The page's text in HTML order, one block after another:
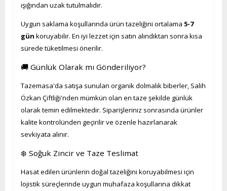
ışığından uzak tutulmalıdır.
Uygun saklama koşullarında ürün tazeliğini ortalama 5-7
gün koruyabilir. En iyi lezzet için satın alındıktan sonra kısa
sürede tüketilmesi önerilir.
🚚 Günlük Olarak mı Gönderiliyor?
Tazemasa'da satışa sunulan organik dolmalık biberler, Salih
Özkan Çiftliği'nden mümkün olan en taze şekilde günlük
olarak temin edilmektedir. Siparişleriniz sonrasında ürünler
kalite kontrolünden geçirilir ve özenle hazırlanarak
sevkiyata alınır.
❄️ Soğuk Zincir ve Taze Teslimat
Hasat edilen ürünlerin doğal tazeliğini koruyabilmesi için
lojistik süreçlerinde uygun muhafaza koşullarına dikkat